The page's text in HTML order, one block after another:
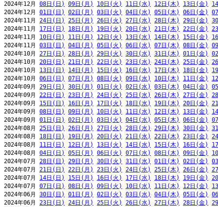
2024年12月 08日(日) 09日(月) 10日(火) 11日(水) 12日(木) 13日(金)
2024年12月 01日(日) 02日(月) 03日(火) 04日(水) 05日(木) 06日(金)
2024年11月 24日(日) 25日(月) 26日(火) 27日(水) 28日(木) 29日(金)
2024年11月 17日(日) 18日(月) 19日(火) 20日(水) 21日(木) 22日(金)
2024年11月 10日(日) 11日(月) 12日(火) 13日(水) 14日(木) 15日(金)
2024年11月 03日(日) 04日(月) 05日(火) 06日(水) 07日(木) 08日(金)
2024年10月 27日(日) 28日(月) 29日(火) 30日(水) 31日(木) 01日(金)
2024年10月 20日(日) 21日(月) 22日(火) 23日(水) 24日(木) 25日(金)
2024年10月 13日(日) 14日(月) 15日(火) 16日(水) 17日(木) 18日(金)
2024年10月 06日(日) 07日(月) 08日(火) 09日(水) 10日(木) 11日(金)
2024年09月 29日(日) 30日(月) 01日(火) 02日(水) 03日(木) 04日(金)
2024年09月 22日(日) 23日(月) 24日(火) 25日(水) 26日(木) 27日(金)
2024年09月 15日(日) 16日(月) 17日(火) 18日(水) 19日(木) 20日(金)
2024年09月 08日(日) 09日(月) 10日(火) 11日(水) 12日(木) 13日(金)
2024年09月 01日(日) 02日(月) 03日(火) 04日(水) 05日(木) 06日(金)
2024年08月 25日(日) 26日(月) 27日(火) 28日(水) 29日(木) 30日(金)
2024年08月 18日(日) 19日(月) 20日(火) 21日(水) 22日(木) 23日(金)
2024年08月 11日(日) 12日(月) 13日(火) 14日(水) 15日(木) 16日(金)
2024年08月 04日(日) 05日(月) 06日(火) 07日(水) 08日(木) 09日(金)
2024年07月 28日(日) 29日(月) 30日(火) 31日(水) 01日(木) 02日(金)
2024年07月 21日(日) 22日(月) 23日(火) 24日(水) 25日(木) 26日(金)
2024年07月 14日(日) 15日(月) 16日(火) 17日(水) 18日(木) 19日(金)
2024年07月 07日(日) 08日(月) 09日(火) 10日(水) 11日(木) 12日(金)
2024年06月 30日(日) 01日(月) 02日(火) 03日(水) 04日(木) 05日(金)
2024年06月 23日(日) 24日(月) 25日(火) 26日(水) 27日(木) 28日(金)